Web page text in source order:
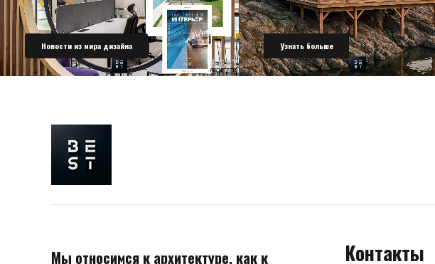
Новости из мира дизайна Узнать больше
Мы относимся к архитектуре, как к Контакты